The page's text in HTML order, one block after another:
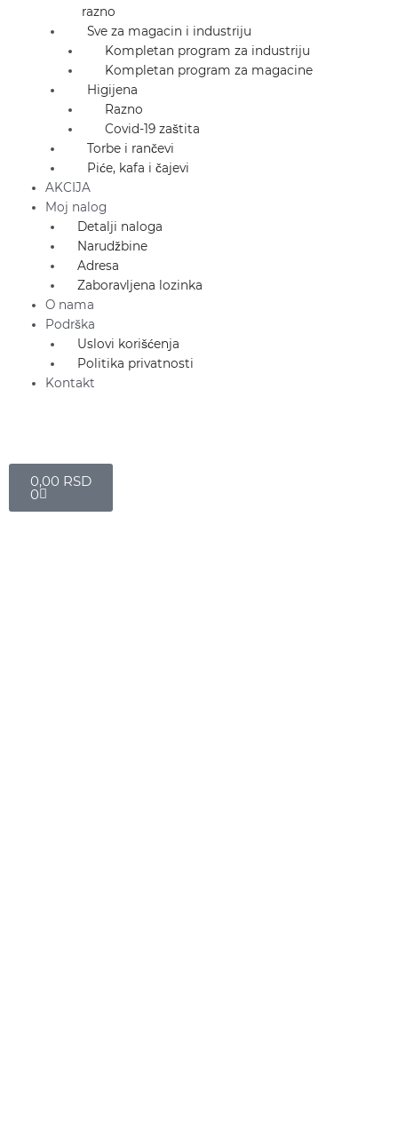
razno
Sve za magacin i industriju
Kompletan program za industriju
Kompletan program za magacine
Higijena
Razno
Covid-19 zaštita
Torbe i rančevi
Piće, kafa i čajevi
AKCIJA
Moj nalog
Detalji naloga
Narudžbine
Adresa
Zaboravljena lozinka
O nama
Podrška
Uslovi korišćenja
Politika privatnosti
Kontakt
0,00 RSD
0